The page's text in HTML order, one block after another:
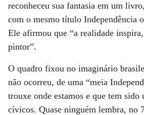
reconheceu sua fantasia em um
com o mesmo título Independência
Ele afirmou que “a realidade
pintor”.
O quadro fixou no imaginário
não ocorreu, de uma “meia
trouxe onde estamos e que tem sido
cívicos. Quase ninguém lembra, no